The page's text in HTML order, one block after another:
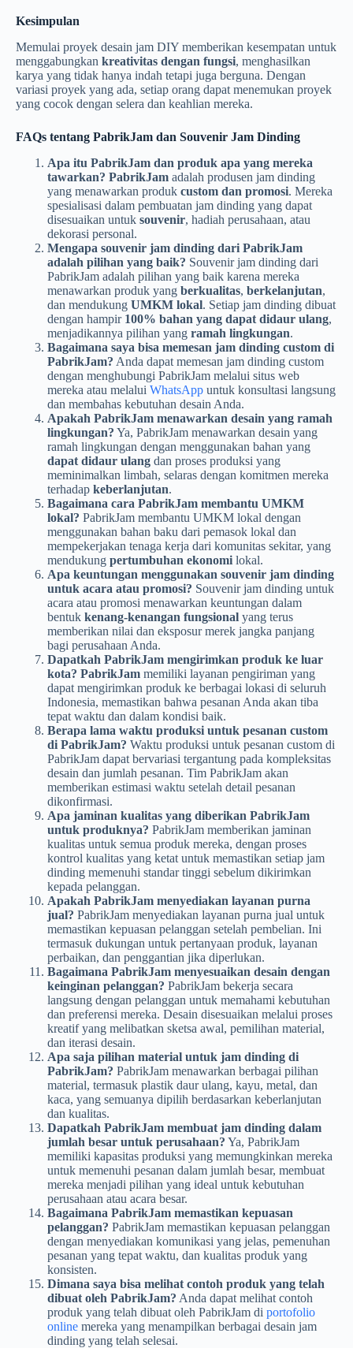
Kesimpulan
Memulai proyek desain jam DIY memberikan kesempatan untuk
menggabungkan kreativitas dengan fungsi, menghasilkan
karya yang tidak hanya indah tetapi juga berguna. Dengan
variasi proyek yang ada, setiap orang dapat menemukan proyek
yang cocok dengan selera dan keahlian mereka.
FAQs tentang PabrikJam dan Souvenir Jam Dinding
Apa itu PabrikJam dan produk apa yang mereka
tawarkan? PabrikJam adalah produsen jam dinding
yang menawarkan produk custom dan promosi. Mereka
spesialisasi dalam pembuatan jam dinding yang dapat
disesuaikan untuk souvenir, hadiah perusahaan, atau
dekorasi personal.
Mengapa souvenir jam dinding dari PabrikJam
adalah pilihan yang baik? Souvenir jam dinding dari
PabrikJam adalah pilihan yang baik karena mereka
menawarkan produk yang berkualitas, berkelanjutan,
dan mendukung UMKM lokal. Setiap jam dinding dibuat
dengan hampir 100% bahan yang dapat didaur ulang,
menjadikannya pilihan yang ramah lingkungan.
Bagaimana saya bisa memesan jam dinding custom di
PabrikJam? Anda dapat memesan jam dinding custom
dengan menghubungi PabrikJam melalui situs web
mereka atau melalui WhatsApp untuk konsultasi langsung
dan membahas kebutuhan desain Anda.
Apakah PabrikJam menawarkan desain yang ramah
lingkungan? Ya, PabrikJam menawarkan desain yang
ramah lingkungan dengan menggunakan bahan yang
dapat didaur ulang dan proses produksi yang
meminimalkan limbah, selaras dengan komitmen mereka
terhadap keberlanjutan.
Bagaimana cara PabrikJam membantu UMKM
lokal? PabrikJam membantu UMKM lokal dengan
menggunakan bahan baku dari pemasok lokal dan
mempekerjakan tenaga kerja dari komunitas sekitar, yang
mendukung pertumbuhan ekonomi lokal.
Apa keuntungan menggunakan souvenir jam dinding
untuk acara atau promosi? Souvenir jam dinding untuk
acara atau promosi menawarkan keuntungan dalam
bentuk kenang-kenangan fungsional yang terus
memberikan nilai dan eksposur merek jangka panjang
bagi perusahaan Anda.
Dapatkah PabrikJam mengirimkan produk ke luar
kota? PabrikJam memiliki layanan pengiriman yang
dapat mengirimkan produk ke berbagai lokasi di seluruh
Indonesia, memastikan bahwa pesanan Anda akan tiba
tepat waktu dan dalam kondisi baik.
Berapa lama waktu produksi untuk pesanan custom
di PabrikJam? Waktu produksi untuk pesanan custom di
PabrikJam dapat bervariasi tergantung pada kompleksitas
desain dan jumlah pesanan. Tim PabrikJam akan
memberikan estimasi waktu setelah detail pesanan
dikonfirmasi.
Apa jaminan kualitas yang diberikan PabrikJam
untuk produknya? PabrikJam memberikan jaminan
kualitas untuk semua produk mereka, dengan proses
kontrol kualitas yang ketat untuk memastikan setiap jam
dinding memenuhi standar tinggi sebelum dikirimkan
kepada pelanggan.
Apakah PabrikJam menyediakan layanan purna
jual? PabrikJam menyediakan layanan purna jual untuk
memastikan kepuasan pelanggan setelah pembelian. Ini
termasuk dukungan untuk pertanyaan produk, layanan
perbaikan, dan penggantian jika diperlukan.
Bagaimana PabrikJam menyesuaikan desain dengan
keinginan pelanggan? PabrikJam bekerja secara
langsung dengan pelanggan untuk memahami kebutuhan
dan preferensi mereka. Desain disesuaikan melalui proses
kreatif yang melibatkan sketsa awal, pemilihan material,
dan iterasi desain.
Apa saja pilihan material untuk jam dinding di
PabrikJam? PabrikJam menawarkan berbagai pilihan
material, termasuk plastik daur ulang, kayu, metal, dan
kaca, yang semuanya dipilih berdasarkan keberlanjutan
dan kualitas.
Dapatkah PabrikJam membuat jam dinding dalam
jumlah besar untuk perusahaan? Ya, PabrikJam
memiliki kapasitas produksi yang memungkinkan mereka
untuk memenuhi pesanan dalam jumlah besar, membuat
mereka menjadi pilihan yang ideal untuk kebutuhan
perusahaan atau acara besar.
Bagaimana PabrikJam memastikan kepuasan
pelanggan? PabrikJam memastikan kepuasan pelanggan
dengan menyediakan komunikasi yang jelas, pemenuhan
pesanan yang tepat waktu, dan kualitas produk yang
konsisten.
Dimana saya bisa melihat contoh produk yang telah
dibuat oleh PabrikJam? Anda dapat melihat contoh
produk yang telah dibuat oleh PabrikJam di portofolio
online mereka yang menampilkan berbagai desain jam
dinding yang telah selesai.